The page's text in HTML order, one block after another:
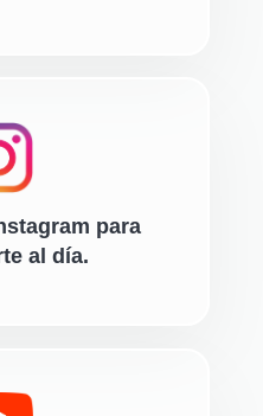
para
al día.